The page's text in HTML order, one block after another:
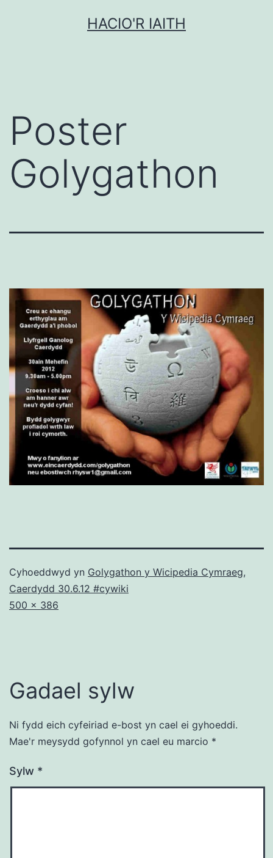
HACIO'R IAITH
Poster
Golygathon
Cyhoeddwyd yn Golygathon y Wicipedia Cymraeg,
Caerdydd 30.6.12 #cywiki
Maint
500 × 386
Gadael sylw
Ni fydd eich cyfeiriad e-bost yn cael ei gyhoeddi.
Mae'r meysydd gofynnol yn cael eu marcio *
Sylw *